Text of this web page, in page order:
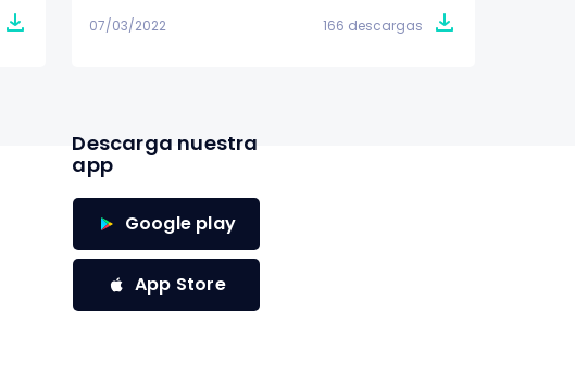
07/03/2022 166 descargas
Descarga nuestra
app
Google play
App Store